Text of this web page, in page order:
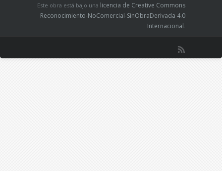
Este obra está bajo una licencia de Creative Commons
Reconocimiento-NoComercial-SinObraDerivada 4.0
Internacional